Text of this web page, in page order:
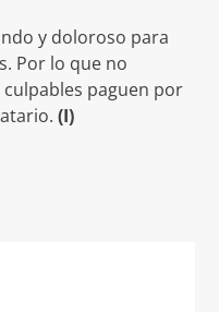
y doloroso para
Por lo que no
paguen por
(I)